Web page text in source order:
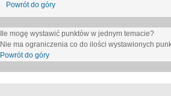
Powrót do góry
Ile mogę wystawić punktów w jednym temacie?
Nie ma ograniczenia co do ilości wystawionych
Powrót do góry